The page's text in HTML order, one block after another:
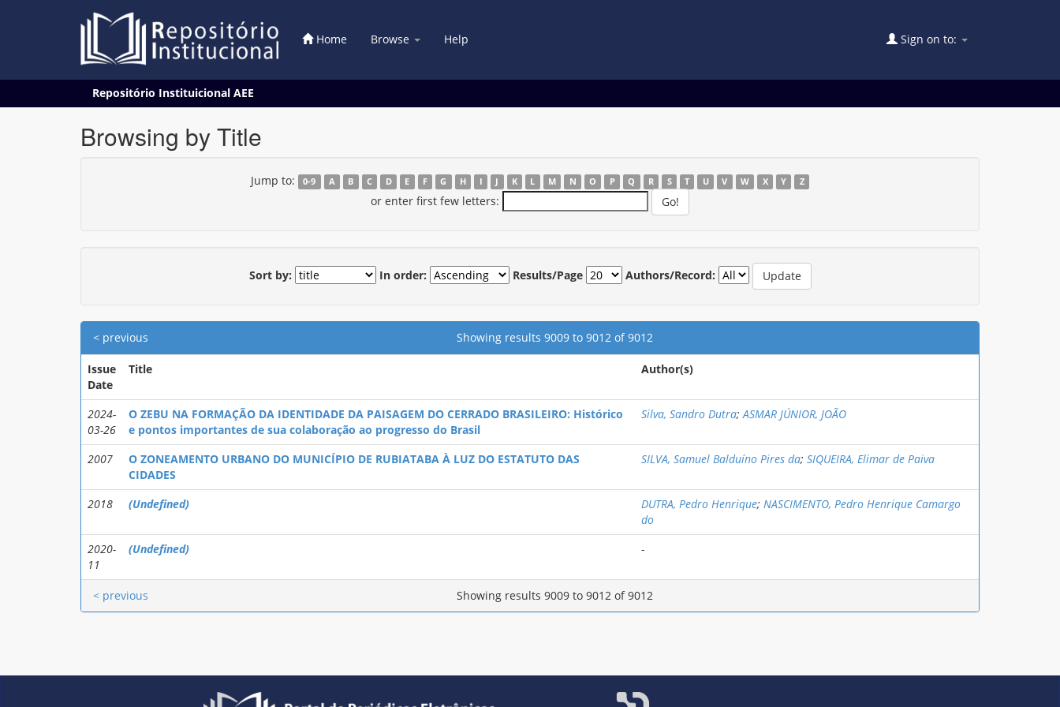
Home Browse Help Sign on to:
Repositório Instituicional AEE
Browsing by Title
Jump to: 0-9 A B C D E F G H I J K L M N O P Q R S T U V W X Y Z
or enter first few letters:
Sort by: In order: Results/Page Authors/Record:
Showing results 9009 to 9012 of 9012
< previous
Issue
Date
Title Author(s)
2024-
03-26
O ZEBU NA FORMAÇÃO DA IDENTIDADE DA PAISAGEM DO CERRADO BRASILEIRO: Histórico
e pontos importantes de sua colaboração ao progresso do Brasil
Silva, Sandro Dutra;ASMAR JÚNIOR, JOÃO
2007
O ZONEAMENTO URBANO DO MUNICÍPIO DE RUBIATABA À LUZ DO ESTATUTO DAS
CIDADES
SILVA, Samuel Balduíno Pires da; SIQUEIRA, Elimar de Paiva
2018 (Undefined) DUTRA, Pedro Henrique; NASCIMENTO, Pedro Henrique Camargo
do
2020-
11
(Undefined) -
Showing results 9009 to 9012 of 9012
< previous